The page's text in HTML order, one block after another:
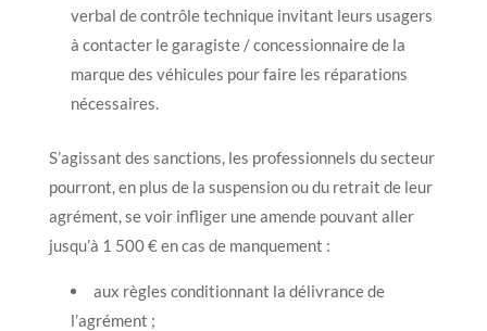
verbal de contrôle technique invitant leurs usagers
à contacter le garagiste / concessionnaire de la
marque des véhicules pour faire les réparations
nécessaires.
S’agissant des sanctions, les professionnels du secteur
pourront, en plus de la suspension ou du retrait de leur
agrément, se voir infliger une amende pouvant aller
jusqu’à 1 500 € en cas de manquement :
aux règles conditionnant la délivrance de
l’agrément ;